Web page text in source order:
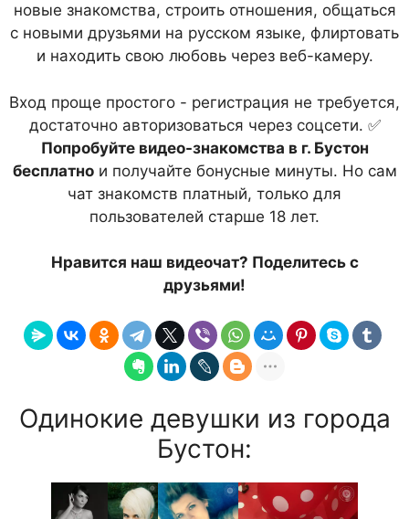
новые знакомства, строить отношения, общаться
с новыми друзьями на русском языке, флиртовать
и находить свою любовь через веб-камеру.
Вход проще простого - регистрация не требуется,
достаточно авторизоваться через соцсети. ✅
Попробуйте видео-знакомства в г. Бустон
бесплатнои получайте бонусные минуты. Но сам
чат знакомств платный, только для
пользователей старше 18 лет.
Нравится наш видеочат? Поделитесь с
друзьями!
Одинокие девушки из города
Бустон: